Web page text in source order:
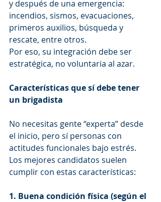
y después de una emergencia:
incendios, sismos, evacuaciones,
primeros auxilios, búsqueda y
rescate, entre otros.
Por eso, su integración debe ser
estratégica, no voluntaria al azar.
Características que sí debe tener
un brigadista
No necesitas gente “experta” desde
el inicio, pero sí personas con
actitudes funcionales bajo estrés.
Los mejores candidatos suelen
cumplir con estas características:
1. Buena condición física (según el